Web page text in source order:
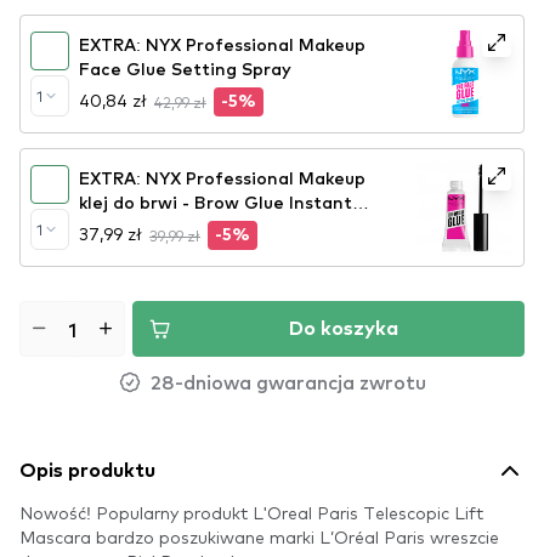
1
EXTRA: NYX Professional Makeup
Face Glue Setting Spray
40,84 zł 42,99 zł -5%
1
EXTRA: NYX Professional Makeup
klej do brwi - Brow Glue Instant
Brow Styler
37,99 zł 39,99 zł -5%
Do koszyka
28-dniowa gwarancja zwrotu
Opis produktu
Nowość! Popularny produkt L'Oreal Paris Telescopic Lift
Mascara bardzo poszukiwane marki L’Oréal Paris wreszcie